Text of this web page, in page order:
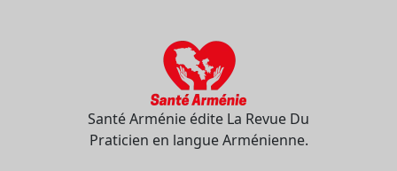
Santé Arménie édite La Revue Du
Praticien en langue Arménienne.